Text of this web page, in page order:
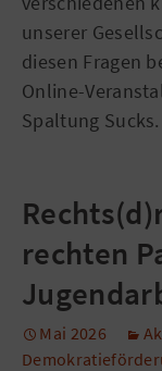
unserer
diesen Fragen
Online-
Spaltung
rechten
Mai 2026